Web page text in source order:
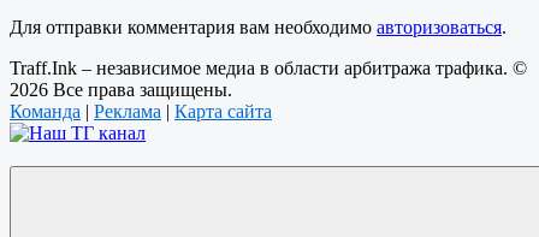
Для отправки комментария вам необходимо авторизоваться.
Traff.Ink – независимое медиа в области арбитража трафика. ©
2026 Все права защищены.
Команда | Реклама | Карта сайта